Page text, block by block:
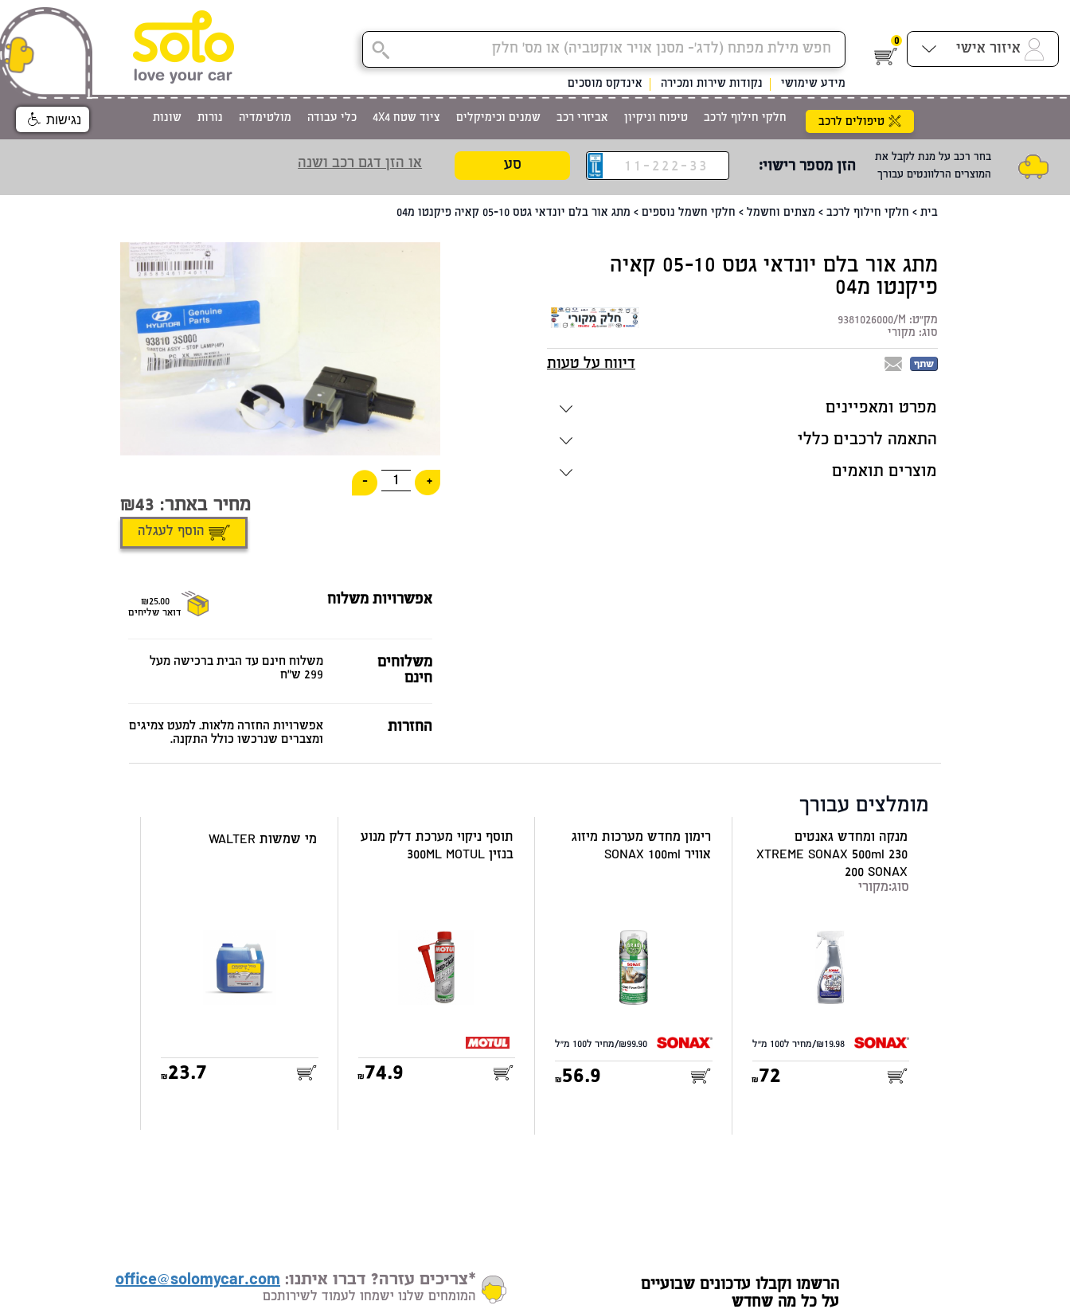
איזור אישי 0
מידע שימושי נקודות שירות ומכירה אינדקס מוסכים
טיפולים לרכב חלקי חילוף לרכב טיפוח וניקיון אביזרי רכב שמנים וכימיקלים ציוד שטח 4X4 כלי עבודה מולטימדיה נורות שונות
קטגוריית
בחר רכב על מנת לקבל את
המוצרים הרלוונטים עבורך
הזן מספר רישוי: סע או הזן דגם רכב ושנה
בית > חלקי חילוף לרכב > מצתים וחשמל > חלקי חשמל נוספים > מתג אור בלם יונדאי גטס 05-10 קאיה פיקנטו מ04
+
1
-
מחיר באתר: 43
הוסף לעגלה
אפשרויות משלוח
₪25.00
דואר שליחים
משלוחים
חינם
משלוח חינם עד הבית ברכישה מעל
299 ש"ח
החזרות
אפשרויות החזרה מלאות. למעט צמיגים
ומצברים שנרכשו כולל התקנה.
מתג אור בלם יונדאי גטס 05-10 קאיה
פיקנטו מ04
מק"ט: 9381026000/M
סוג: מקורי
שתף דיווח על טעות
מפרט ומאפיינים
התאמה לרכבים כללי
מוצרים תואמים
מומלצים עבורך
מנקה ומחדש גאנטים
XTREME SONAX 500ml 230
200 SONAX
סוג:מקורי
19.98/מחיר ל100 מ"ל
72
רימון מחדש מערכות מיזוג
אוויר SONAX 100ml
99.90/מחיר ל100 מ"ל
56.9
תוסף ניקוי מערכת דלק מנוע
בנזין 300ML MOTUL
74.9
מי שמשות WALTER
23.7
הרשמו וקבלו עדכונים שבועיים
על כל מה שחדש
*צריכים עזרה? דברו איתנו: office@solomycar.com
המומחים שלנו ישמחו לעמוד לשירותכם
נגישות